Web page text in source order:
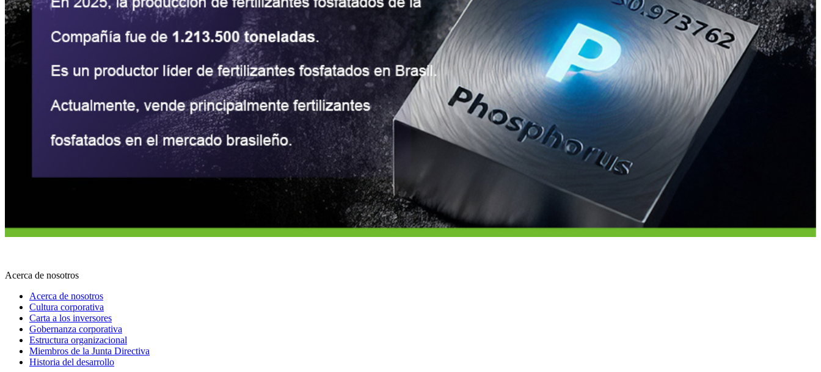
Acerca de nosotros
Acerca de nosotros
Cultura corporativa
Carta a los inversores
Gobernanza corporativa
Estructura organizacional
Miembros de la Junta Directiva
Historia del desarrollo